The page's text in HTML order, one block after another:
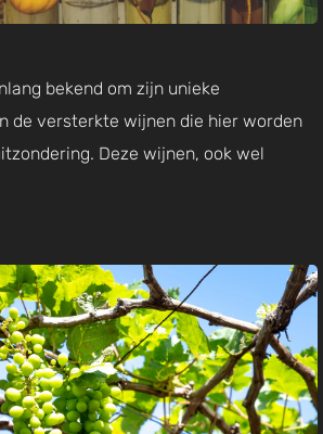
bekend om zijn unieke
de versterkte wijnen die hier worden
Deze wijnen, ook wel